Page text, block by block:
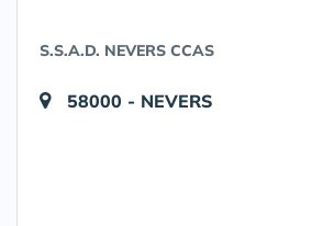
S.S.A.D. NEVERS CCAS
58000 - NEVERS